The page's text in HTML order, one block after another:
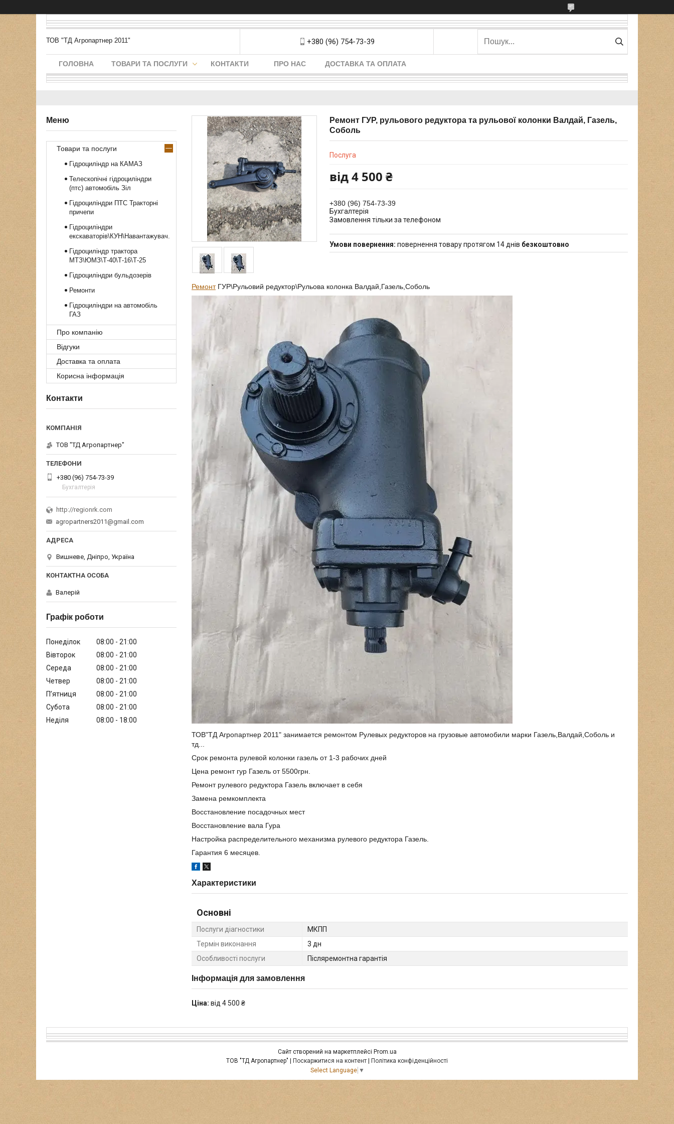
ТОВ "ТД Агропартнер 2011" +380 (96) 754-73-39
ГОЛОВНА ТОВАРИ ТА ПОСЛУГИ КОНТАКТИ ПРО НАС ДОСТАВКА ТА ОПЛАТА
Ремонт ГУР, рульового редуктора та рульової колонки Валдай, Газель,
Соболь
Послуга
від4 500 ₴
+380 (96) 754-73-39
Бухгалтерія
Замовлення тільки за телефоном
повернення товару протягом 14 днів безкоштовно
РемонтГУР\Рульовий редуктор\Рульова колонка Валдай,Газель,Соболь
ТОВ"ТД Агропартнер 2011" занимается ремонтом Рулевых редукторов на грузовые автомобили марки Газель,Валдай,Соболь и
тд...
Срок ремонта рулевой колонки газель от 1-3 рабочих дней
Цена ремонт гур Газель от 5500грн.
Ремонт рулевого редуктора Газель включает в себя
Замена ремкомплекта
Восстановление посадочных мест
Восстановление вала Гура
Настройка распределительного механизма рулевого редуктора Газель.
Гарантия 6 месяцев.
Характеристики
Основні
Послуги діагностики
МКПП
Термін виконання
3 дн
Особливості послуги
Післяремонтна гарантія
Інформація для замовлення
Ціна: від 4 500 ₴
Товари та послуги
Гідроциліндр на КАМАЗ
Телескопічні гідроциліндри
(птс) автомобіль Зіл
Гідроциліндри ПТС Тракторні
причепи
Гідроциліндри
екскаваторів\КУН\Навантажувач.
Гідроциліндр трактора
МТЗ\ЮМЗ\Т-40\Т-16\Т-25
Гідроциліндри бульдозерів
Ремонти
Гідроциліндри на автомобіль
ГАЗ
Про компанію
Відгуки
Доставка та оплата
Корисна інформація
Контакти
ТОВ "ТД Агропартнер"
+380 (96) 754-73-39
Бухгалтерія
http://regionrk.com
agropartners2011@gmail.com
Вишневе, Дніпро, Україна
Валерій
Графік роботи
Понеділок 08:00
21:00
Вівторок
08:00
21:00
Середа
08:00
21:00
Четвер
08:00
21:00
Пʼятниця
08:00
21:00
Субота
08:00
21:00
Неділя
08:00 18:00
Сайт створений на маркетплейсі Prom.ua
Поскаржитися на контент
Політика конфіденційності
Select Language ▼